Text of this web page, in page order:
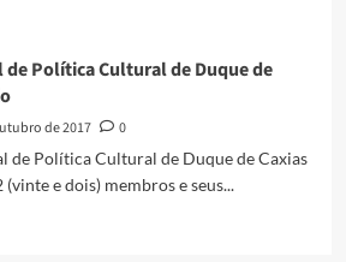
Política Cultural de Duque de
de 2017
0
de Política Cultural de Duque de Caxias
e dois) membros e seus...